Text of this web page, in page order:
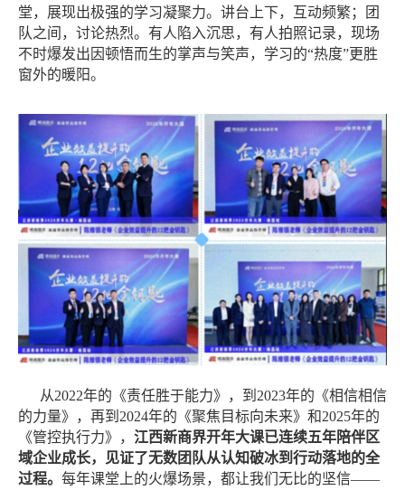
堂，展现出极强的学习凝聚力。讲台上下，互动频繁；团
队之间，讨论热烈。有人陷入沉思，有人拍照记录，现场
不时爆发出因顿悟而生的掌声与笑声，学习的“热度”更胜
窗外的暖阳。
从2022年的《责任胜于能力》 ，到 2023年的《相信相信
的力量》 ，再到 2024年的《聚焦目标向未来》 和2025年的
《管控执行力》 ， 江西新商界开年大课已连续五年陪伴区
域企业成长，见证了无数团队从认知破冰到行动落地的全
过程。 每年课堂上的火爆场景，都让我们无比的坚信——